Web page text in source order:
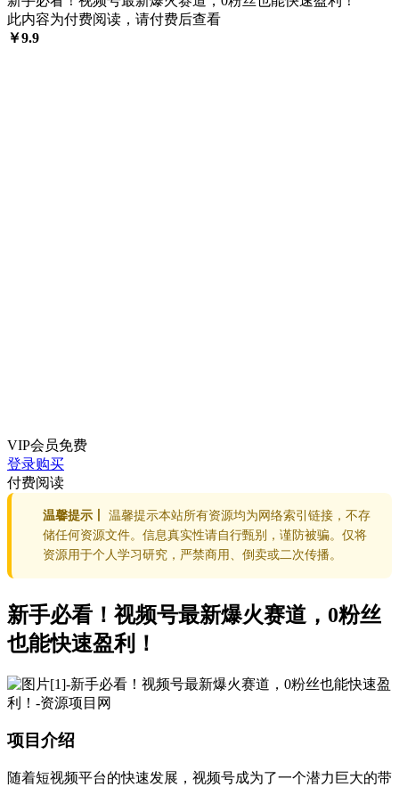
此内容为付费阅读，请付费后查看
￥9.9
VIP会员免费
登录购买
付费阅读
温馨提示丨
温馨提示本站所有资源均为网络索引链接，不存
储任何资源文件。信息真实性请自行甄别，谨防被骗。仅将
资源用于个人学习研究，严禁商用、倒卖或二次传播。
新手必看！视频号最新爆火赛道，0粉丝
也能快速盈利！
项目介绍
随着短视频平台的快速发展，视频号成为了一个潜力巨大的带